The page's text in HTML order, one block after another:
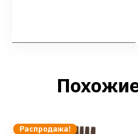
Распродажа!